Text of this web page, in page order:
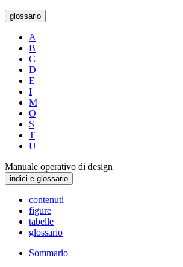
glossario
A
B
C
D
E
I
M
O
S
T
U
Manuale operativo di design
indici e glossario
contenuti
figure
tabelle
glossario
Sommario